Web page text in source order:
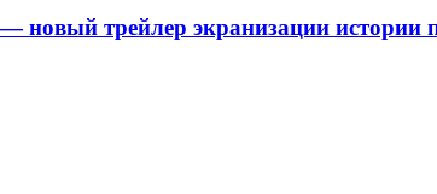
новый трейлер экpaнизaции иcтopии